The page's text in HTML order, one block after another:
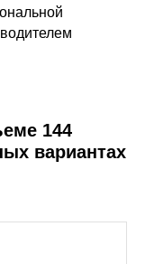
144
вариантах